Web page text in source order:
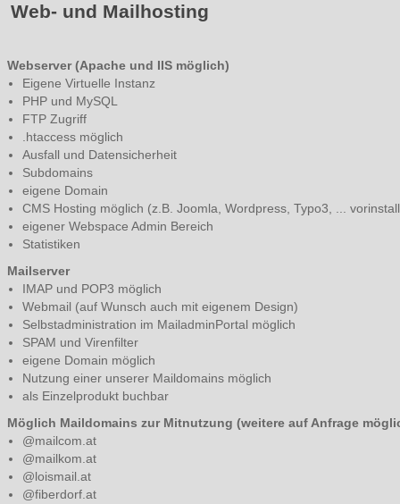
Web- und Mailhosting
Webserver (Apache und IIS möglich)
Eigene Virtuelle Instanz
PHP und MySQL
FTP Zugriff
.htaccess möglich
Ausfall und Datensicherheit
Subdomains
eigene Domain
CMS Hosting möglich (z.B. Joomla, Wordpress, Typo3, ...
eigener Webspace Admin Bereich
Statistiken
Mailserver
IMAP und POP3 möglich
Webmail (auf Wunsch auch mit eigenem Design)
Selbstadministration im MailadminPortal möglich
SPAM und Virenfilter
eigene Domain möglich
Nutzung einer unserer Maildomains möglich
als Einzelprodukt buchbar
Möglich Maildomains zur Mitnutzung (weitere auf Anfrage
@mailcom.at
@mailkom.at
@loismail.at
@fiberdorf.at